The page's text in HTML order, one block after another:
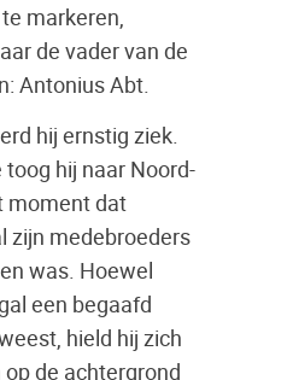
markeren,
de vader van de
Antonius Abt.
hij ernstig ziek.
hij naar Noord-
moment dat
zijn medebroeders
was. Hoewel
een begaafd
hield hij zich
de achtergrond